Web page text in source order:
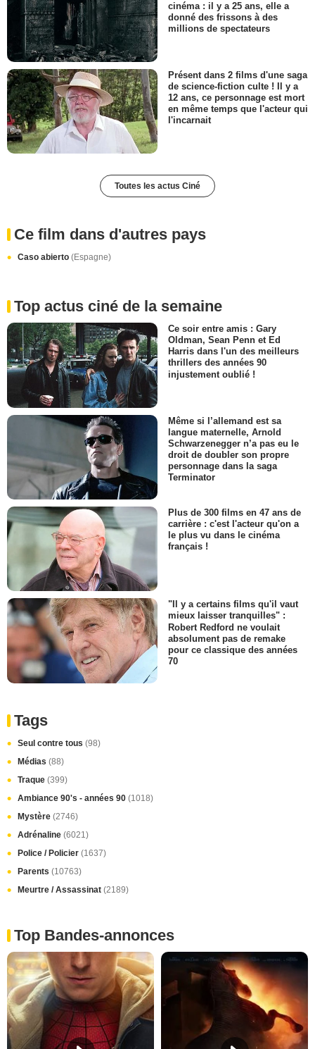
cinéma : il y a 25 ans, elle a
donné des frissons à des
millions de spectateurs
Présent dans 2 films d'une saga
de science-fiction culte ! Il y a
12 ans, ce personnage est mort
en même temps que l'acteur qui
l'incarnait
Toutes les actus Ciné
Ce film dans d'autres pays
Caso abierto (Espagne)
Top actus ciné de la semaine
Ce soir entre amis : Gary
Oldman, Sean Penn et Ed
Harris dans l'un des meilleurs
thrillers des années 90
injustement oublié !
Même si l’allemand est sa
langue maternelle, Arnold
Schwarzenegger n’a pas eu le
droit de doubler son propre
personnage dans la saga
Terminator
Plus de 300 films en 47 ans de
carrière : c'est l'acteur qu'on a
le plus vu dans le cinéma
français !
"Il y a certains films qu'il vaut
mieux laisser tranquilles" :
Robert Redford ne voulait
absolument pas de remake
pour ce classique des années
70
Tags
Seul contre tous (98)
Médias (88)
Traque (399)
Ambiance 90's - années 90 (1018)
Mystère (2746)
Adrénaline (6021)
Police / Policier (1637)
Parents (10763)
Meurtre / Assassinat (2189)
Top Bandes-annonces